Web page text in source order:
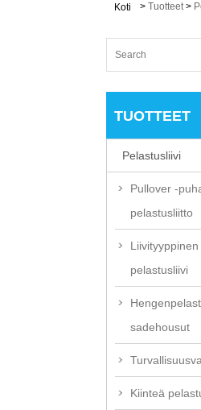
Koti > Tuotteet>
TUOTTEET
Pelastusliivi
Pullover -
pelastusliitto
pelastusliivi
sadehousut
Kiinteä